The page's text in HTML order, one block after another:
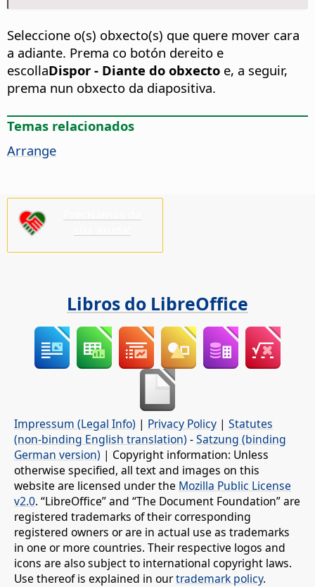
Seleccione o(s) obxecto(s) que quere mover cara
a adiante. Prema co botón dereito e
escollaDispor - Diante do obxecto e, a seguir,
prema nun obxecto da diapositiva.
Temas relacionados
Arrange
Libros do LibreOffice
Impressum (Legal Info) | Privacy Policy | Statutes
(non-binding English translation) -Satzung (binding
German version) | Copyright information: Unless
otherwise specified, all text and images on this
website are licensed under the Mozilla Public License
v2.0. “LibreOffice” and “The Document Foundation” are
registered trademarks of their corresponding
registered owners or are in actual use as trademarks
in one or more countries. Their respective logos and
icons are also subject to international copyright laws.
Use thereof is explained in ourtrademark policy.